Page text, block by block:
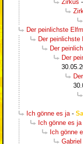
Zirkus -
Der peinlichste
Der peinlichste
Der
Der
Ich gönne es ja -
Ich gönne es ja
Ich gönne